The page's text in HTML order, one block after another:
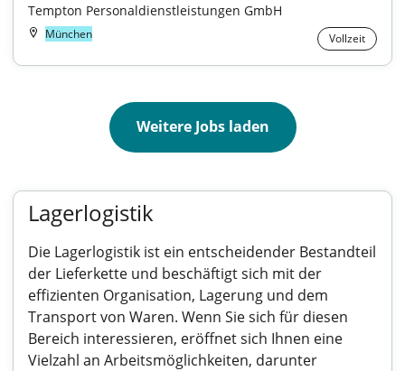
Tempton Personaldienstleistungen GmbH
München Vollzeit
Weitere Jobs laden
Lagerlogistik
Die Lagerlogistik ist ein entscheidender Bestandteil
der Lieferkette und beschäftigt sich mit der
effizienten Organisation, Lagerung und dem
Transport von Waren. Wenn Sie sich für diesen
Bereich interessieren, eröffnet sich Ihnen eine
Vielzahl an Arbeitsmöglichkeiten, darunter